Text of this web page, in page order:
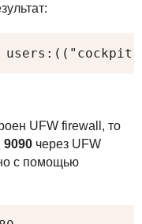
UFW firewall, то
9090 через UFW
с помощью